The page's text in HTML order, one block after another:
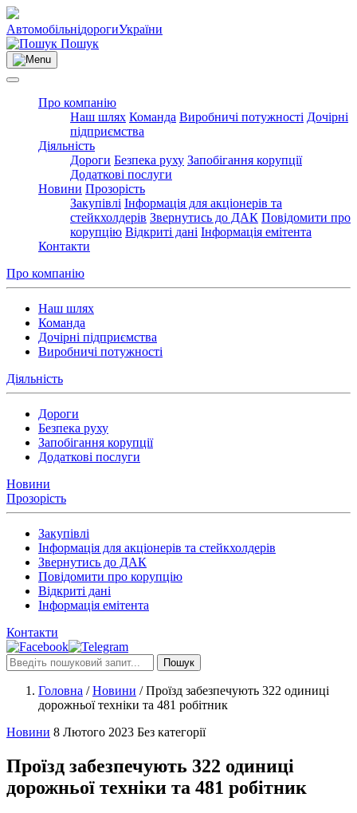
АвтомобільнідорогиУкраїни
Пошук
Про компанію
Наш шлях Команда Виробничі потужності Дочірні
підприємства
Діяльність
Дороги Безпека руху Запобігання корупції
Додаткові послуги
Новини Прозорість
Закупівлі Інформація для акціонерів та
стейкхолдерів Звернутись до ДАК Повідомити про
корупцію Відкриті дані Інформація емітента
Контакти
Про компанію
Наш шлях
Команда
Дочірні підприємства
Виробничі потужності
Діяльність
Дороги
Безпека руху
Запобігання корупції
Додаткові послуги
Новини
Прозорість
Закупівлі
Інформація для акціонерів та стейкхолдерів
Звернутись до ДАК
Повідомити про корупцію
Відкриті дані
Інформація емітента
Контакти
Пошук
Головна /Новини /Проїзд забезпечують 322 одиниці
дорожньої техніки та 481 робітник
Новини 8 Лютого 2023 Без категорії
Проїзд забезпечують 322 одиниці
дорожньої техніки та 481 робітник